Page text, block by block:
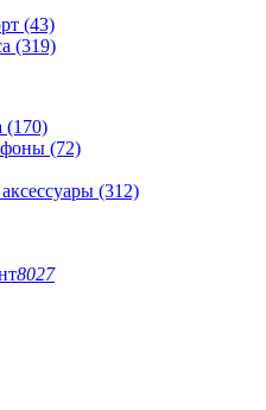
(43)
(319)
(170)
(72)
(312)
8027